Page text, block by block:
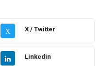
Elektrik Elektronik
Alışveriş
X X / Twitter
Linkedin